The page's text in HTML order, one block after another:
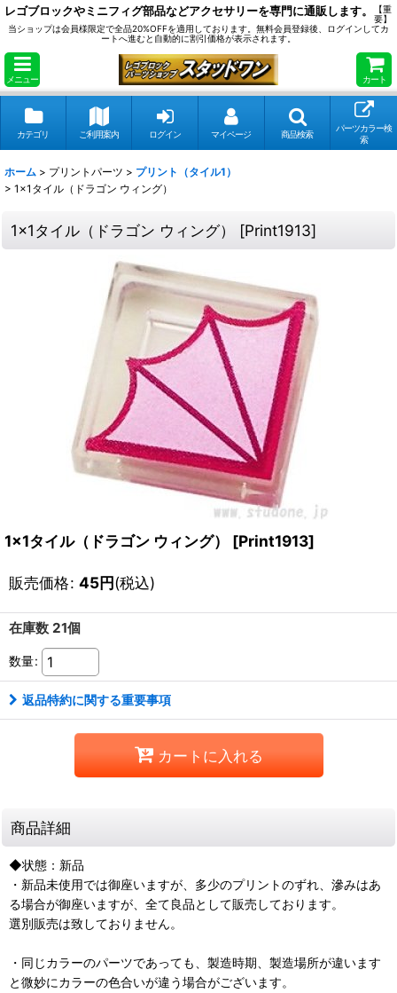
レゴブロックやミニフィグ部品などアクセサリーを専門に通販します。
【重
要】
当ショップは会員様限定で全品20%OFFを適用しております。無料会員登録後、ログインしてカ
ートへ進むと自動的に割引価格が表示されます。
メニュー カート
カテゴリ ご利用案内 ログイン マイページ 商品検索
パーツカラー検
索
ホーム > プリントパーツ > プリント（タイル1）
> 1x1タイル（ドラゴン ウィング）
1x1タイル（ドラゴン ウィング） [Print1913]
1x1タイル（ドラゴン ウィング） [Print1913]
販売価格: 45円(税込)
在庫数 21個
数量:
返品特約に関する重要事項
カートに入れる
商品詳細
◆状態：新品
・新品未使用では御座いますが、多少のプリントのずれ、滲みはあ
る場合が御座いますが、全て良品として販売しております。
選別販売は致しておりません。
・同じカラーのパーツであっても、製造時期、製造場所が違います
と微妙にカラーの色合いが違う場合がございます。